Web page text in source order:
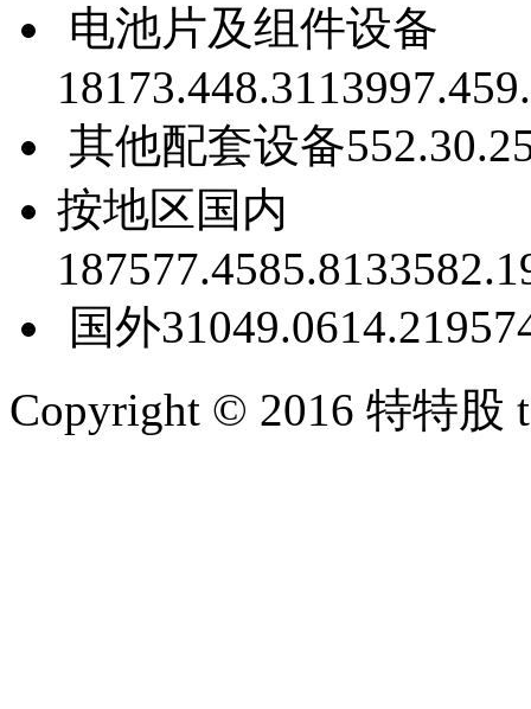
电池片及组件设备
18173.448.3113997.45
其他配套设备552.3
按地区国内
187577.4585.8
国外31049.0614.2
Copyright © 2016 特特股